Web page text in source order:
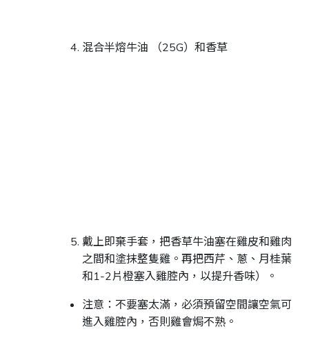
混合半熔牛油 （25G）和香草
戴上即棄手套，把香草牛油塞在雞皮和雞肉
之間和塗抹整隻雞。再把西芹、蔥、月桂葉
和1-2片橙塞入雞腔內，以提升香味）。
注意：不要塞太滿，必須預留空間讓空氣可
進入雞腔內，否則雞會焗不熟。